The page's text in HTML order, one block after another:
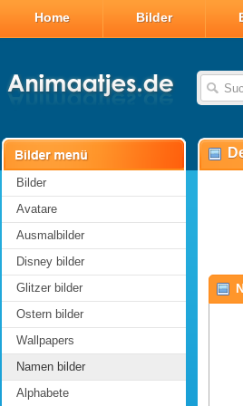
Home Bilder
Bilder
Avatare
Ausmalbilder
Disney bilder
Glitzer bilder
Ostern bilder
Wallpapers
Namen bilder
Alphabete